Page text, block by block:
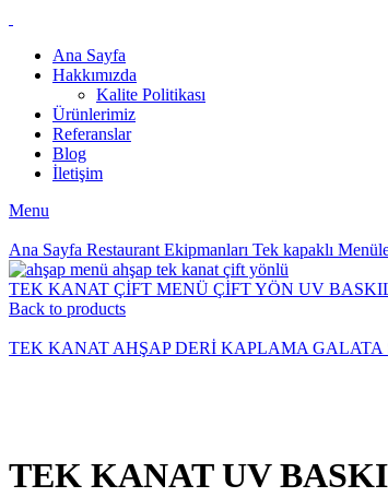
Ana Sayfa
Hakkımızda
Kalite Politikası
Ürünlerimiz
Referanslar
Blog
İletişim
Menu
Ana Sayfa Restaurant Ekipmanları Tek kapaklı
TEK KANAT ÇİFT MENÜ ÇİFT YÖN UV
Back to products
TEK KANAT AHŞAP DERİ KAPLAMA
TEK KANAT UV